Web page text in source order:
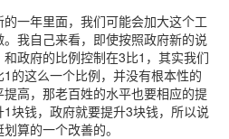
一年里面，我们可能会加大这个工
我自己来看，即使按照政府新的说
政府的比例控制在3比1，其实我们
的这么一个比例，并没有根本性的
高，那老百姓的水平也要相应的提
块钱，政府就要提升3块钱，所以说
算的一个改善的。